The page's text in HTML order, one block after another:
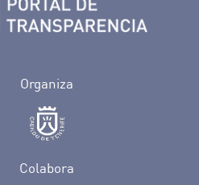
Organiza
Colabora